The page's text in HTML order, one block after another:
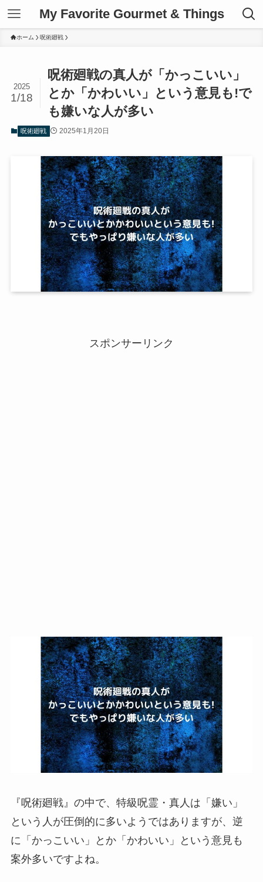
My Favorite Gourmet & Things
ホーム 呪術廻戦
呪術廻戦の真人が「かっこいい」
とか「かわいい」という意見も!で
も嫌いな人が多い
2025
1/18
呪術廻戦 2025年1月20日
スポンサーリンク
『呪術廻戦』の中で、特級呪霊・真人は「嫌い」
という人が圧倒的に多いようではありますが、逆
に「かっこいい」とか「かわいい」という意見も
案外多いですよね。